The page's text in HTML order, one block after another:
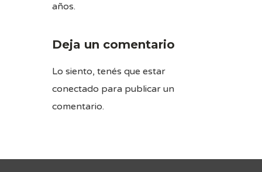
años.
Deja un comentario
Lo siento, tenés que estar
conectado para publicar un
comentario.